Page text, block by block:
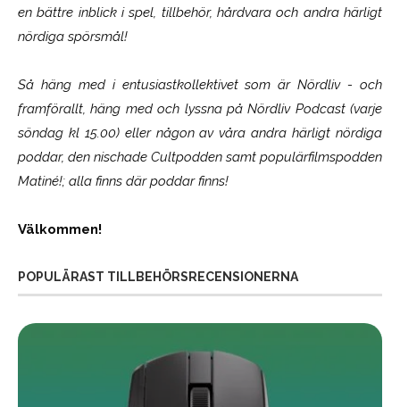
en bättre inblick i spel, tillbehör, hårdvara och andra härligt
nördiga spörsmål!
Så häng med i entusiastkollektivet som ärNördliv- och
framförallt, häng med och lyssna på Nördliv Podcast (varje
söndag kl 15.00) eller någon av våra andra härligt nördiga
poddar, den nischade Cultpodden samt populärfilmspodden
Matiné!; alla finns där poddar finns!
Välkommen!
POPULÄRAST TILLBEHÖRSRECENSIONERNA